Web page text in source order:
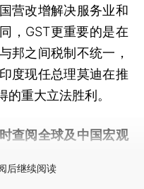
营改增解决服务业和
，GST更重要的是在
邦之间税制不统一，
度现任总理莫迪在推
重大立法胜利。
查阅全球及中国宏观
后继续阅读